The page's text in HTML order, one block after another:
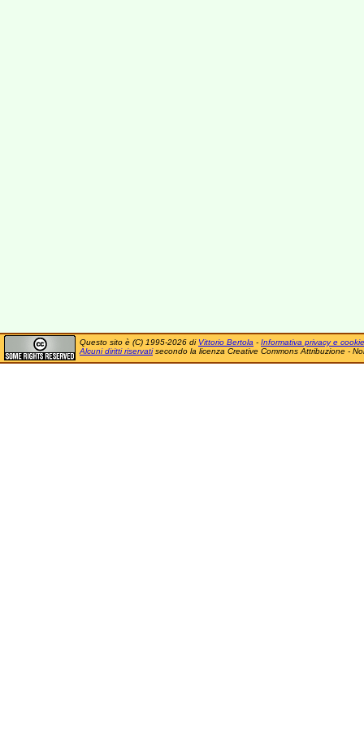
Questo sito è (C) 1995-2026 di Vittorio Bertola - Informativa privacy e cookie
Alcuni diritti riservatisecondo la licenza Creative Commons Attribuzione -